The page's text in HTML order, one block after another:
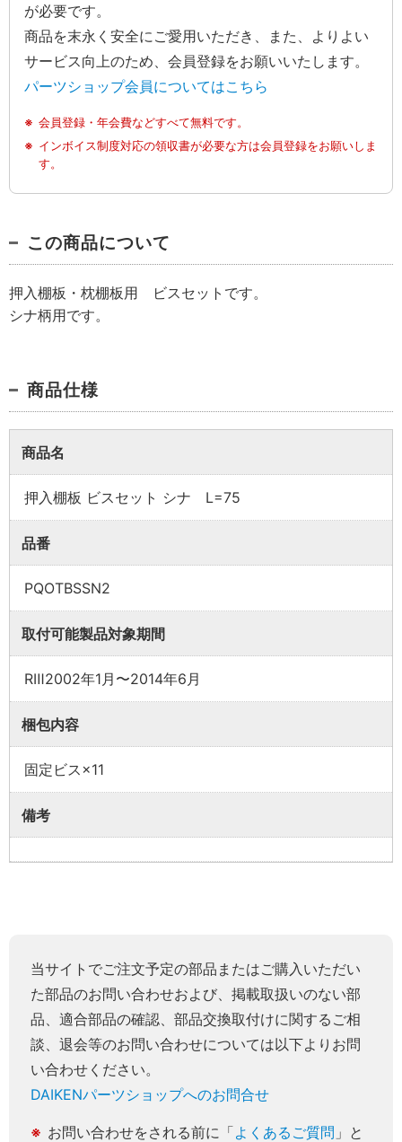
が必要です。
商品を末永く安全にご愛用いただき、また、よりよい
サービス向上のため、会員登録をお願いいたします。
パーツショップ会員についてはこちら
会員登録・年会費などすべて無料です。
インボイス制度対応の領収書が必要な方は会員登録をお願いしま
す。
この商品について
押入棚板・枕棚板用 ビスセットです。
シナ柄用です。
商品仕様
商品名
押入棚板 ビスセット シナ L=75
品番
PQOTBSSN2
取付可能製品対象期間
RⅢ2002年1月〜2014年6月
梱包内容
固定ビス×11
備考
当サイトでご注文予定の部品またはご購入いただい
た部品のお問い合わせおよび、掲載取扱いのない部
品、適合部品の確認、部品交換取付けに関するご相
談、退会等のお問い合わせについては以下よりお問
い合わせください。
DAIKENパーツショップへのお問合せ
お問い合わせをされる前に「よくあるご質問 」と
取付方法説明書や埋木などの同梱品が付属してい
同梱品が必要な場合は、「※業者様向け」と記載の